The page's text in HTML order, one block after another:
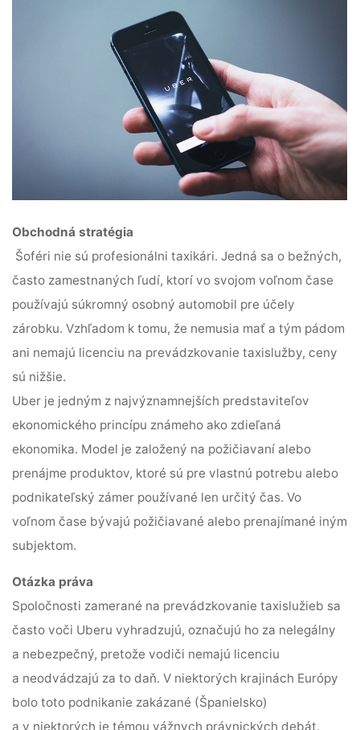
Obchodná stratégia
Šoféri nie sú profesionálni taxikári. Jedná sa o bežných,
často zamestnaných ľudí, ktorí vo svojom voľnom čase
používajú súkromný osobný automobil pre účely
zárobku. Vzhľadom k tomu, že nemusia mať a tým pádom
ani nemajú licenciu na prevádzkovanie taxislužby, ceny
sú nižšie.
Uber je jedným z najvýznamnejších predstaviteľov
ekonomického princípu známeho ako zdieľaná
ekonomika. Model je založený na požičiavaní alebo
prenájme produktov, ktoré sú pre vlastnú potrebu alebo
podnikateľský zámer používané len určitý čas. Vo
voľnom čase bývajú požičiavané alebo prenajímané iným
subjektom.
Otázka práva
Spoločnosti zamerané na prevádzkovanie taxislužieb sa
často voči Uberu vyhradzujú, označujú ho za nelegálny
a nebezpečný, pretože vodiči nemajú licenciu
a neodvádzajú za to daň. V niektorých krajinách Európy
bolo toto podnikanie zakázané (Španielsko)
a v niektorých je témou vážnych právnických debát.